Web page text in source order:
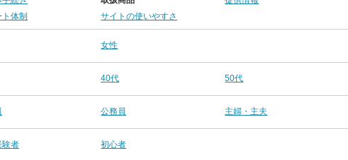
体制
サイトの使いやすさ
女性
40代 50代
公務員 主婦・主夫
験者 初心者